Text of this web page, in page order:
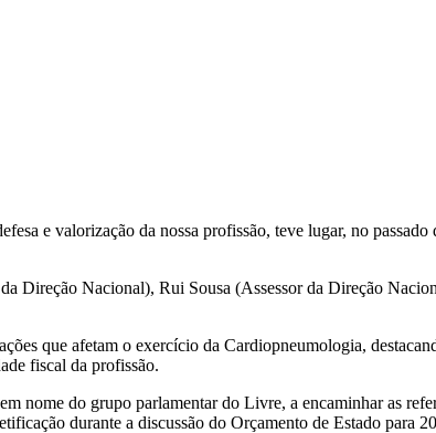
e valorização da nossa profissão, teve lugar, no
Direção Nacional), Rui Sousa (Assessor da Direção
que afetam o exercício da Cardiopneumologia,
fiscal da profissão.
nome do grupo parlamentar do Livre, a encaminhar as
durante a discussão do Orçamento de Estado para